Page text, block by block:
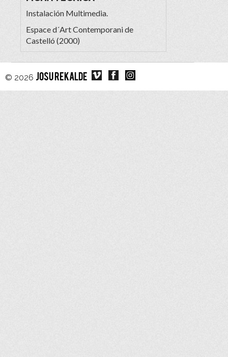
Instalación Multimedia.
Espace d´Art Contemporani de
Castelló (2000)
© 2026 JOSU REKALDE